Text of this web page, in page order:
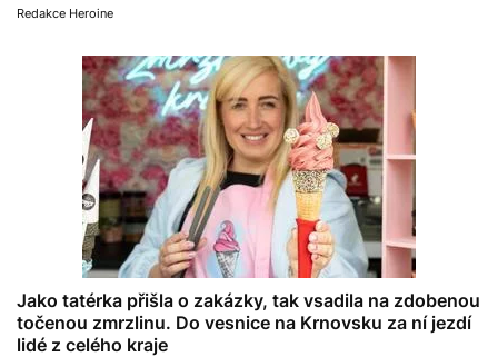
Redakce Heroine
Jako tatérka přišla o zakázky, tak vsadila na zdobenou
točenou zmrzlinu. Do vesnice na Krnovsku za ní jezdí
lidé z celého kraje